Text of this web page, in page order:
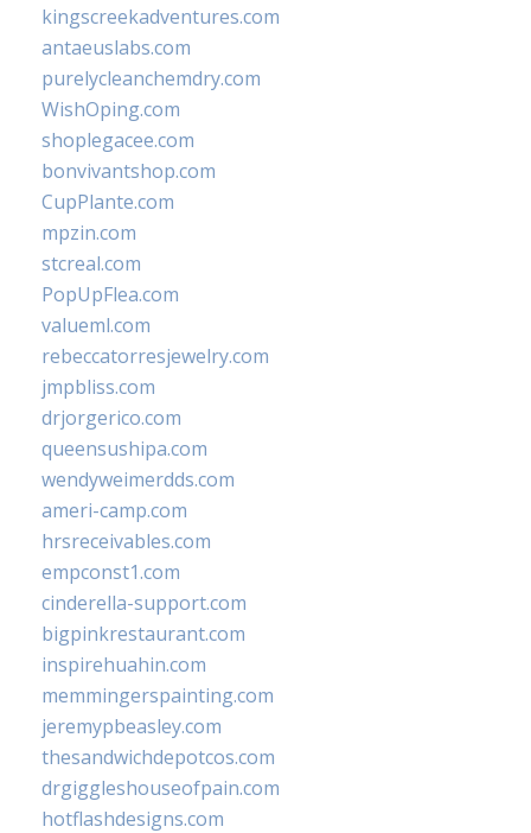
kingscreekadventures.com
antaeuslabs.com
purelycleanchemdry.com
WishOping.com
shoplegacee.com
bonvivantshop.com
CupPlante.com
mpzin.com
stcreal.com
PopUpFlea.com
valueml.com
rebeccatorresjewelry.com
jmpbliss.com
drjorgerico.com
queensushipa.com
wendyweimerdds.com
ameri-camp.com
hrsreceivables.com
empconst1.com
cinderella-support.com
bigpinkrestaurant.com
inspirehuahin.com
memmingerspainting.com
jeremypbeasley.com
thesandwichdepotcos.com
drgiggleshouseofpain.com
hotflashdesigns.com